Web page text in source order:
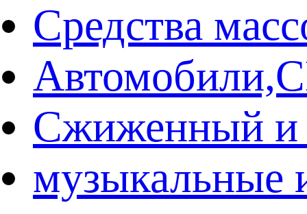
Средства
Сжиженный и
музыкальные